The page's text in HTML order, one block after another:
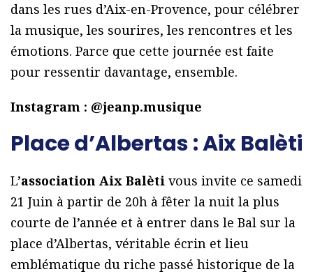
dans les rues d’Aix-en-Provence, pour célébrer
la musique, les sourires, les rencontres et les
émotions. Parce que cette journée est faite
pour ressentir davantage, ensemble.
Instagram : @jeanp.musique
Place d’Albertas : Aix Balèti
L’association Aix Balèti vous invite ce samedi
21 Juin à partir de 20h à fêter la nuit la plus
courte de l’année et à entrer dans le Bal sur la
place d’Albertas, véritable écrin et lieu
emblématique du riche passé historique de la